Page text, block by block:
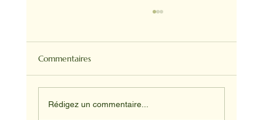
Commentaires
Rédigez un commentaire...